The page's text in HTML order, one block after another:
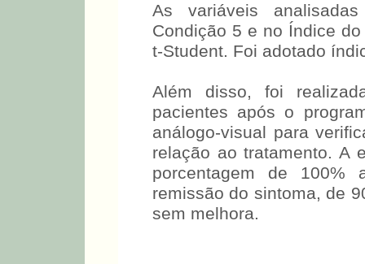
As variáveis
Condição 5 e no Índice
t-Student. Foi adotado
Além disso, foi
pacientes após o
análogo-visual para
relação ao tratamento. A
porcentagem de 100%
remissão do sintoma, de
sem melhora.